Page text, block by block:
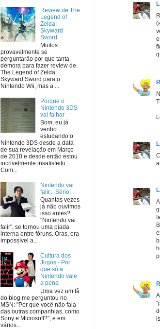
Review de The
Legend of
Zelda:
Skyward
Sword
Muitos
provavelmente se
perguntarão por que tanta
demora para fazer review de
The Legend of Zelda:
Skyward Sword para o
Nintendo Wii, mas a ...
Porque o
Nintendo 3DS
vai falhar
Bom, eu já
venho
estudando o
Nintendo 3DS desde a data
de sua revelação em Março
de 2010 e desde então estou
incrivelmente insatisfeito.
Com...
Nintendo vai
falir... Sério!
Quantas vezes
já não ouvimos
isso antes?
"Nintendo vai
falir", se tornou uma piada
interna entre fóruns. Oras, era
impossível a...
Cultura dos
Jogos - Por
que só a
Nintendo vale
a pena
Uma vez um fã
do blog me perguntou no
MSN: "Por que você não fala
das outras companhias, como
Sony e Microsoft?", e em
vários...